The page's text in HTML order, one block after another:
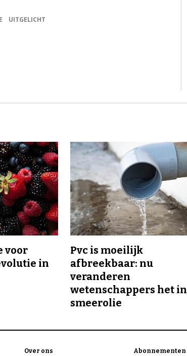
UITGELICHT
voor
in
Pvc is moeilijk
afbreekbaar: nu
veranderen
wetenschappers het in
smeerolie
Over ons Abonnementen